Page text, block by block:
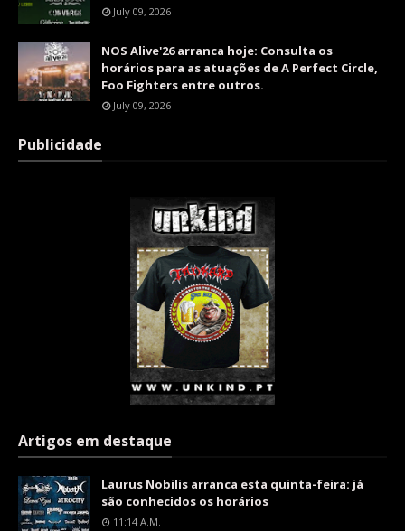
July 09, 2026
NOS Alive'26 arranca hoje: Consulta os
horários para as atuações de A Perfect Circle,
Foo Fighters entre outros.
July 09, 2026
Publicidade
Artigos em destaque
Laurus Nobilis arranca esta quinta-feira: já
são conhecidos os horários
11:14 A.m.